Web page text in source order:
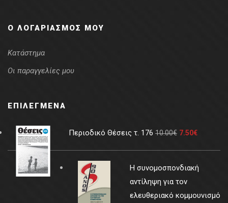
Ο ΛΟΓΑΡΙΑΣΜΌΣ ΜΟΥ
Κατάστημα
Οι παραγγελίες μου
ΕΠΙΛΕΓΜΈΝΑ
Περιοδικό Θέσεις τ. 176 10.00€ 7.50€
Η συνομοσπονδιακή
αντίληψη για τον
ελευθεριακό κομμουνισμό